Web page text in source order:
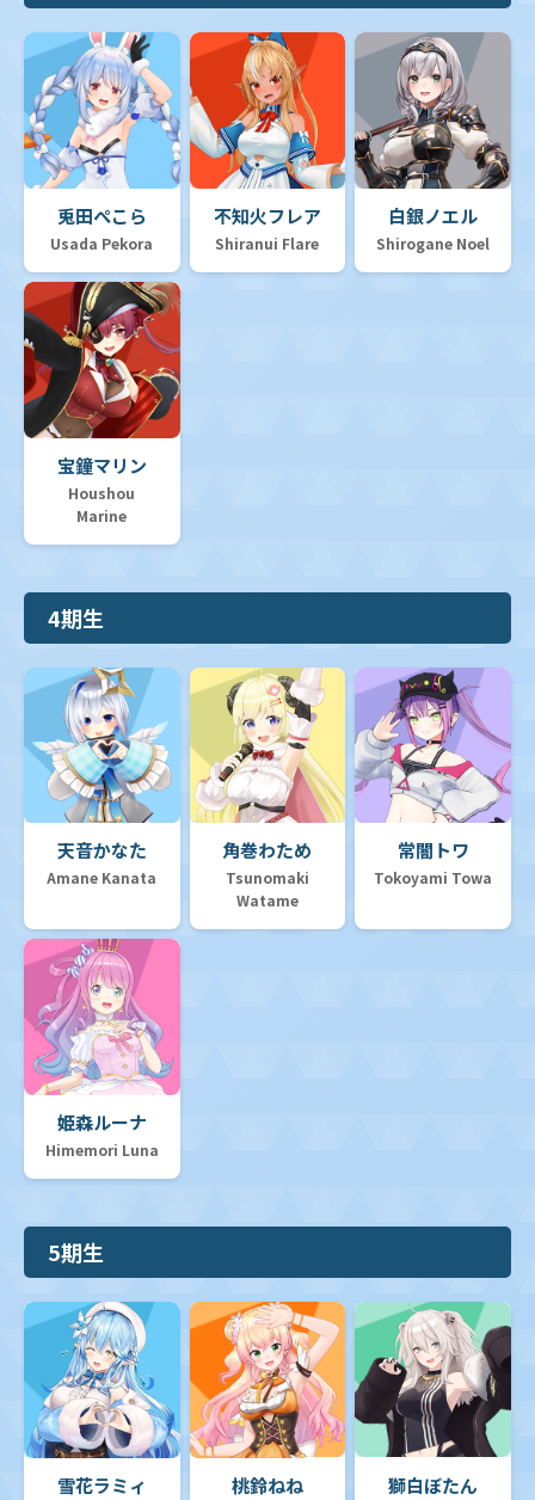
兎田ぺこら
Usada Pekora
不知火フレア
Shiranui Flare
白銀ノエル
Shirogane Noel
宝鐘マリン
Houshou
Marine
4期生
天音かなた
Amane Kanata
角巻わため
Tsunomaki
Watame
常闇トワ
Tokoyami Towa
姫森ルーナ
Himemori Luna
5期生
雪花ラミィ 桃鈴ねね 獅白ぼたん